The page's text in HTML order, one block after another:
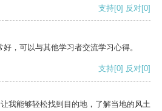
支持[0] 反对[0]
，可以与其他学习者交流学习心得。
支持[0] 反对[0]
我能够轻松找到目的地，了解当地的风土